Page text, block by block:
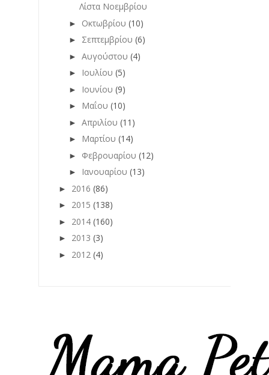
Λίστα Νοεμβρίου
► Οκτωβρίου (10)
► Σεπτεμβρίου (6)
► Αυγούστου (4)
► Ιουλίου (5)
► Ιουνίου (9)
► Μαΐου (10)
► Απριλίου (11)
► Μαρτίου (14)
► Φεβρουαρίου (12)
► Ιανουαρίου (13)
► 2016 (86)
► 2015 (138)
► 2014 (160)
► 2013 (3)
► 2012 (4)